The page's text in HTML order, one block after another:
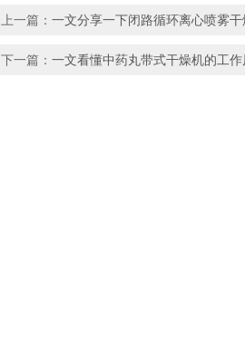
上一篇： 一文分享一下闭路循环离心喷雾
下一篇： 一文看懂中药丸带式干燥机的工作